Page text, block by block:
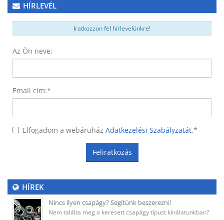
HÍRLEVÉL
Iratkozzon fel hírlevelünkre!
Az Ön neve:
Email cím:*
Elfogadom a webáruház Adatkezelési Szabályzatát.*
Feliratkozás
HÍREK
Nincs ilyen csapágy? Segítünk beszerezni!
Nem találta meg a keresett csapágy típust kínálatunkban?